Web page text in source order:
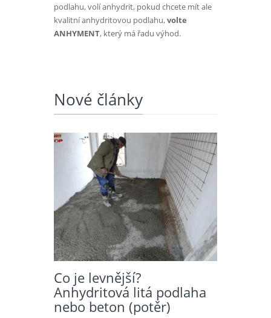
podlahu, volí anhydrit, pokud chcete mít ale
kvalitní anhydritovou podlahu,volte
ANHYMENT, který má řadu výhod.
Nové články
Co je levnější?
Anhydritová litá podlaha
nebo beton (potěr)